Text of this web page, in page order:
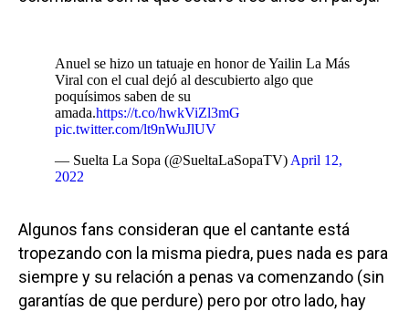
Anuel se hizo un tatuaje en honor de Yailin La Más
Viral con el cual dejó al descubierto algo que
poquísimos saben de su
amada.https://t.co/hwkViZl3mG
pic.twitter.com/lt9nWuJlUV
— Suelta La Sopa (@SueltaLaSopaTV) April 12,
2022
Algunos fans consideran que el cantante está
tropezando con la misma piedra, pues nada es para
siempre y su relación a penas va comenzando (sin
garantías de que perdure) pero por otro lado, hay